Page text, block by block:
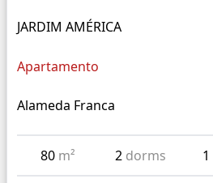
JARDIM AMÉRICA
Apartamento
Alameda Franca
80 m² 2 dorms 1